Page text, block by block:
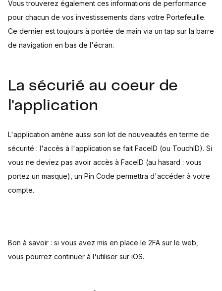
Vous trouverez également ces informations de performance
pour chacun de vos investissements dans votre Portefeuille.
Ce dernier est toujours à portée de main via un tap sur la barre
de navigation en bas de l'écran.
La sécurié au coeur de
l'application
L'application amène aussi son lot de nouveautés en terme de
sécurité : l'accès à l'application se fait FaceID (ou TouchID). Si
vous ne deviez pas avoir accès à FaceID (au hasard : vous
portez un masque), un Pin Code permettra d'accéder à votre
compte.
Bon à savoir : si vous avez mis en place le 2FA sur le web,
vous pourrez continuer à l'utiliser sur iOS.